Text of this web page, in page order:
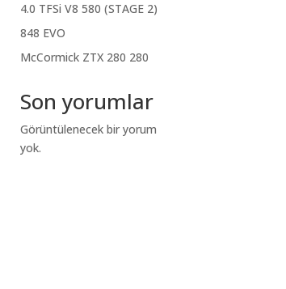
4.0 TFSi V8 580 (STAGE 2)
848 EVO
McCormick ZTX 280 280
Son yorumlar
Görüntülenecek bir yorum
yok.